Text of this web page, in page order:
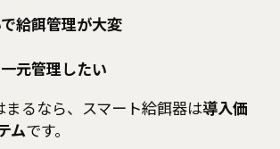
給餌管理が大変
元管理したい
まるなら、スマート給餌器は導入価
ムです。